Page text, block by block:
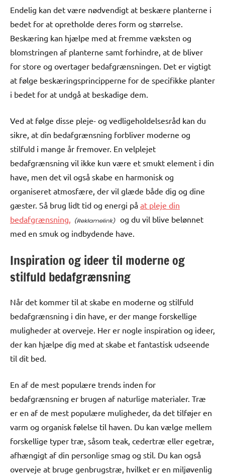
Endelig kan det være nødvendigt at beskære planterne i
bedet for at opretholde deres form og størrelse.
Beskæring kan hjælpe med at fremme væksten og
blomstringen af planterne samt forhindre, at de bliver
for store og overtager bedafgrænsningen. Det er vigtigt
at følge beskæringsprincipperne for de specifikke planter
i bedet for at undgå at beskadige dem.
Ved at følge disse pleje- og vedligeholdelsesråd kan du
sikre, at din bedafgrænsning forbliver moderne og
stilfuld i mange år fremover. En velplejet
bedafgrænsning vil ikke kun være et smukt element i din
have, men det vil også skabe en harmonisk og
organiseret atmosfære, der vil glæde både dig og dine
gæster. Så brug lidt tid og energi på at pleje din
bedafgrænsning,
og du vil blive belønnet
med en smuk og indbydende have.
Inspiration og ideer til moderne og
stilfuld bedafgrænsning
Når det kommer til at skabe en moderne og stilfuld
bedafgrænsning i din have, er der mange forskellige
muligheder at overveje. Her er nogle inspiration og ideer,
der kan hjælpe dig med at skabe et fantastisk udseende
til dit bed.
En af de mest populære trends inden for
bedafgrænsning er brugen af naturlige materialer. Træ
er en af ​​de mest populære muligheder, da det tilføjer en
varm og organisk følelse til haven. Du kan vælge mellem
forskellige typer træ, såsom teak, cedertræ eller egetræ,
afhængigt af din personlige smag og stil. Du kan også
overveje at bruge genbrugstræ, hvilket er en miljøvenlig